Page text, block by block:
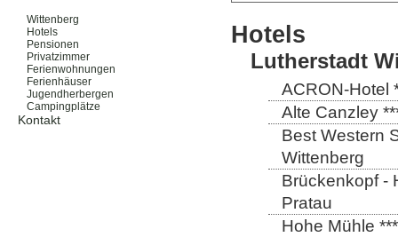
Wittenberg
Hotels
Pensionen
Privatzimmer
Ferienwohnungen
Ferienhäuser
Jugendherbergen
Campingplätze
Kontakt
Hotels
Lutherstadt
ACRON-Hotel
Alte Canzley
Best Western
Wittenberg
Brückenkopf -
Pratau
Hohe Mühle